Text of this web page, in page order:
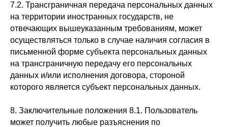
7.2. Трансграничная передача персональных данных
на территории иностранных государств, не
отвечающих вышеуказанным требованиям, может
осуществляться только в случае наличия согласия в
письменной форме субъекта персональных данных
на трансграничную передачу его персональных
данных и/или исполнения договора, стороной
которого является субъект персональных данных.
8. Заключительные положения 8.1. Пользователь
может получить любые разъяснения по